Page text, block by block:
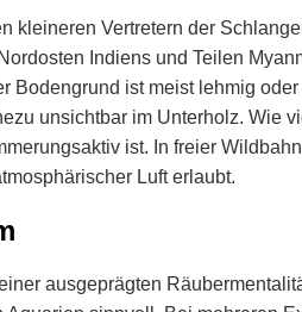
kleineren Vertretern der
Indiens und Teilen
Bodengrund ist meist lehmig
unsichtbar im Unterholz. Wie
ist. In freier
Luft erlaubt.
ausgeprägten